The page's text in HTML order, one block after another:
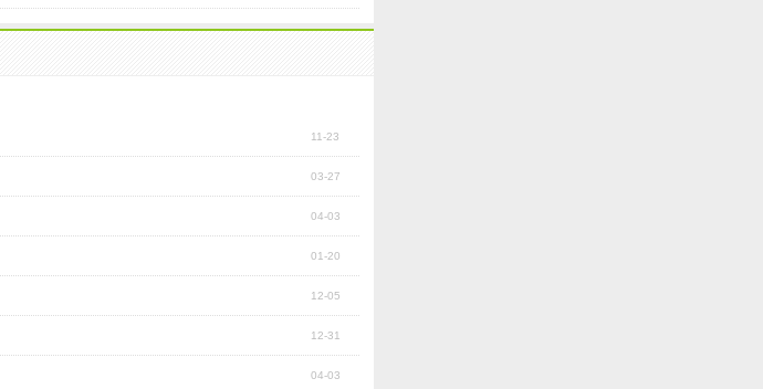
11-23
03-27
04-03
01-20
12-05
12-31
04-03